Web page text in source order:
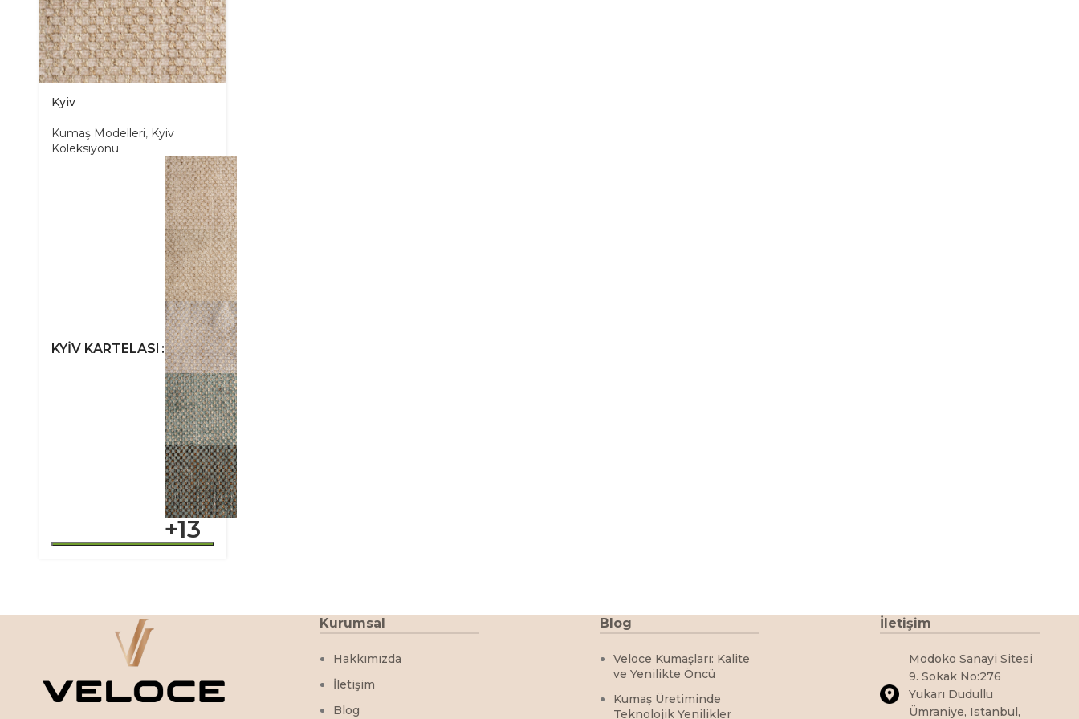
Kyiv
Kumaş Modelleri, Kyiv
Koleksiyonu
KYIV KARTELASI
+13
Kurumsal
Hakkımızda
İletişim
Blog
Blog
Veloce Kumaşları: Kalite
ve Yenilikte Öncü
Kumaş Üretiminde
Teknolojik Yenilikler
İletişim
Modoko Sanayi Sitesi
9. Sokak No:276
Yukarı Dudullu
Ümraniye, Istanbul,